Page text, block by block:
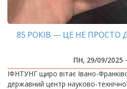
85 РОКІВ — ЦЕ НЕ ПРОСТО
ПН, 29/09/2025
ІФНТУНГ щиро вітає Івано-
державний центр науково-